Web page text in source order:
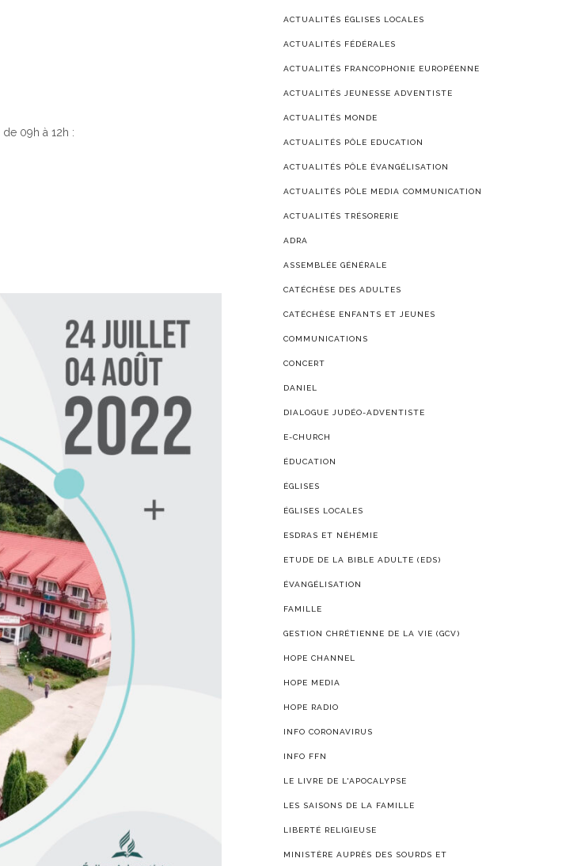
09h à 12h :
ACTUALITÉS ÉGLISES LOCALES
ACTUALITÉS FÉDÉRALES
ACTUALITÉS FRANCOPHONIE EUROPÉENNE
ACTUALITÉS JEUNESSE ADVENTISTE
ACTUALITÉS MONDE
ACTUALITÉS PÔLE EDUCATION
ACTUALITÉS PÔLE ÉVANGÉLISATION
ACTUALITÉS PÔLE MEDIA COMMUNICATION
ACTUALITÉS TRÉSORERIE
ADRA
ASSEMBLÉE GÉNÉRALE
CATÉCHÈSE DES ADULTES
CATÉCHÈSE ENFANTS ET JEUNES
COMMUNICATIONS
CONCERT
DANIEL
DIALOGUE JUDÉO-ADVENTISTE
E-CHURCH
ÉDUCATION
ÉGLISES
ÉGLISES LOCALES
ESDRAS ET NÉHÉMIE
ETUDE DE LA BIBLE ADULTE (EDS)
ÉVANGÉLISATION
FAMILLE
GESTION CHRÉTIENNE DE LA VIE (GCV)
HOPE CHANNEL
HOPE MEDIA
HOPE RADIO
INFO CORONAVIRUS
INFO FFN
LE LIVRE DE L'APOCALYPSE
LES SAISONS DE LA FAMILLE
LIBERTÉ RELIGIEUSE
MINISTÈRE AUPRÈS DES SOURDS ET